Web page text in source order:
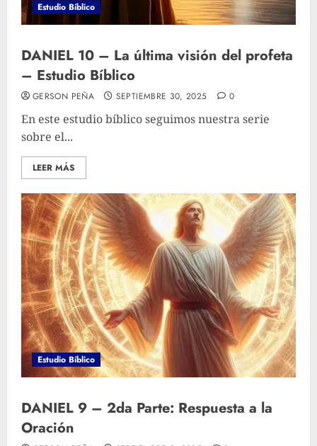
Estudio Bíblico
DANIEL 10 – La última visión del profeta
– Estudio Bíblico
GERSON PEÑA SEPTIEMBRE 30, 2025 0
En este estudio bíblico seguimos nuestra serie
sobre el...
LEER MÁS
Estudio Bíblico
DANIEL 9 – 2da Parte: Respuesta a la
Oración